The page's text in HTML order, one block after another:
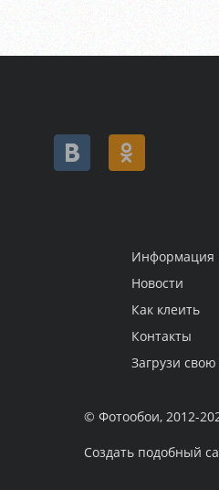
Информация
Новости
Как клеить
Контакты
Загрузи
© Фотообои, 2012-
Создать подобный